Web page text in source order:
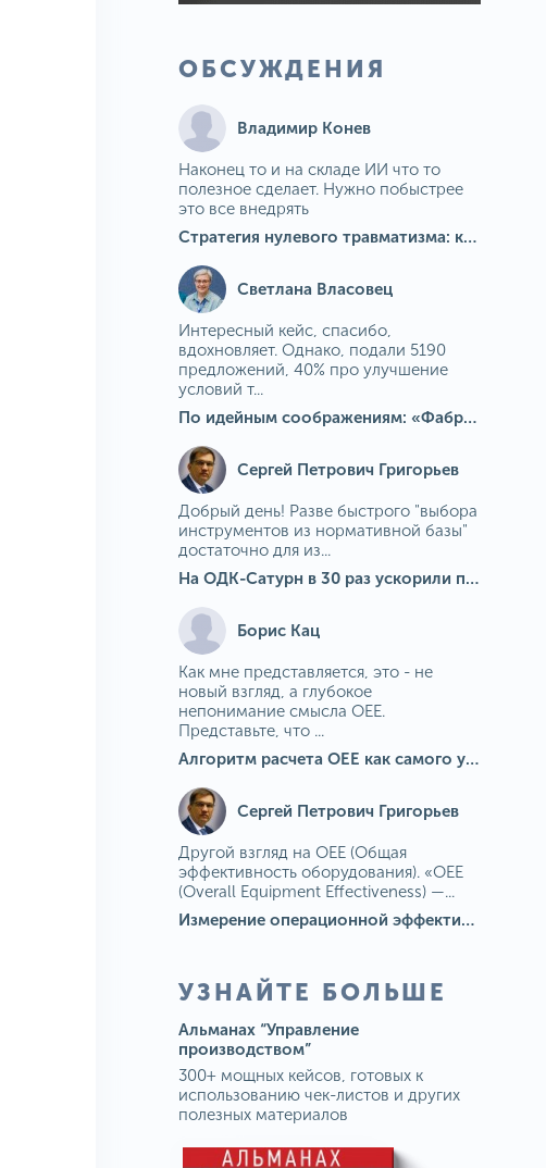
ОБСУЖДЕНИЯ
Владимир Конев
Наконец то и на складе ИИ что то
полезное сделает. Нужно побыстрее
это все внедрять
Стратегия нулевого травматизма: как ИИ-камеры Camkord снижают риск наезда на пешехода при работе на погрузчике
Светлана Власовец
Интересный кейс, спасибо,
вдохновляет. Однако, подали 5190
предложений, 40% про улучшение
условий т...
По идейным соображениям: «Фабрика идей» на МГОКе
Сергей Петрович Григорьев
Добрый день! Разве быстрого "выбора
инструментов из нормативной базы"
достаточно для из...
На ОДК-Сатурн в 30 раз ускорили подбор средств измерения для контроля качества продукции
Борис Кац
Как мне представляется, это - не
новый взгляд, а глубокое
непонимание смысла OEE.
Представьте, что ...
Алгоритм расчета ОЕЕ как самого универсального и современного показателя эффективности оборудования в мире
Сергей Петрович Григорьев
Другой взгляд на OEE (Общая
эффективность оборудования). «OEE
(Overall Equipment Effectiveness) —...
Измерение операционной эффективности: ключевые показатели для непрерывного совершенствования
УЗНАЙТЕ БОЛЬШЕ
Альманах “Управление
производством”
300+ мощных кейсов, готовых к
использованию чек-листов и других
полезных материалов